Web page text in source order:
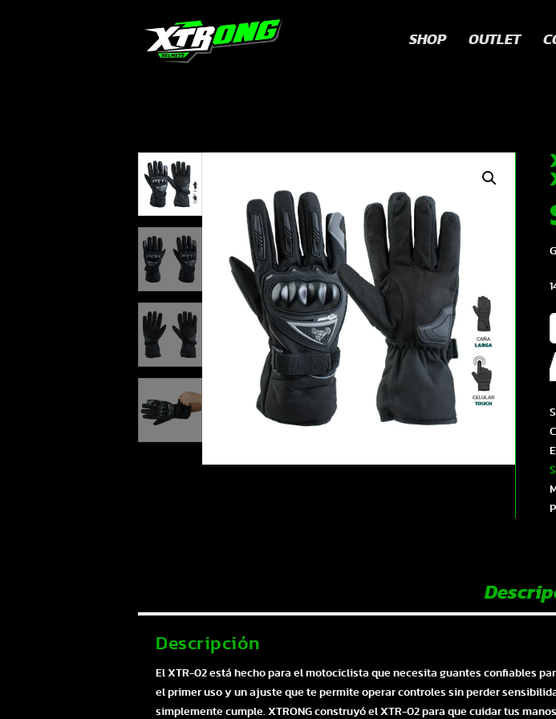
SHOP OUTLET
|
Descripción
El XTR-02 está hecho para el motociclista que necesita guantes confiables
el primer uso y un ajuste que te permite operar controles sin perder
simplemente cumple. XTRONG construyó el XTR-02 para que cuidar tus